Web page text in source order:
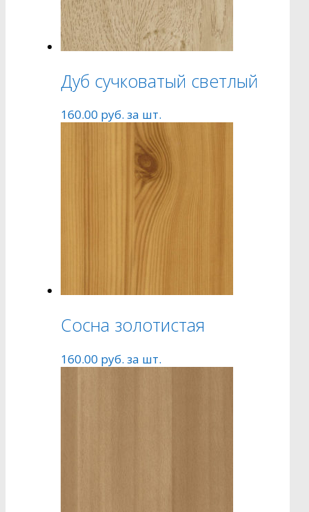
Дуб сучковатый светлый
160.00 руб. за шт.
Сосна золотистая
160.00 руб. за шт.